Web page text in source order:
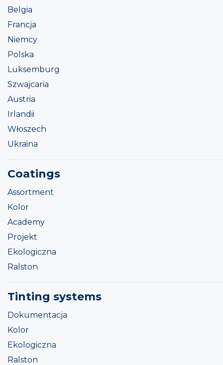
Belgia
Francja
Niemcy
Polska
Luksemburg
Szwajcaria
Austria
Irlandii
Włoszech
Ukraina
Coatings
Assortment
Kolor
Academy
Projekt
Ekologiczna
Ralston
Tinting systems
Dokumentacja
Kolor
Ekologiczna
Ralston